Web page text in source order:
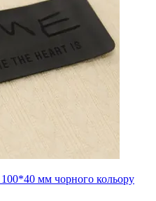
мм чорного кольору